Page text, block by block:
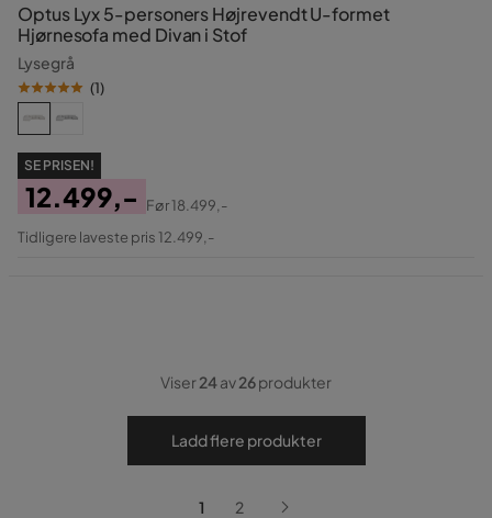
Optus Lyx 5-personers Højrevendt U-formet
Hjørnesofa med Divan i Stof
Lysegrå
(1)
SE PRISEN!
Pris
12.499,-
Original
Før18.499,-
Tidligere laveste pris 12.499,-
Viser24av26produkter
Ladd flere produkter
1 2